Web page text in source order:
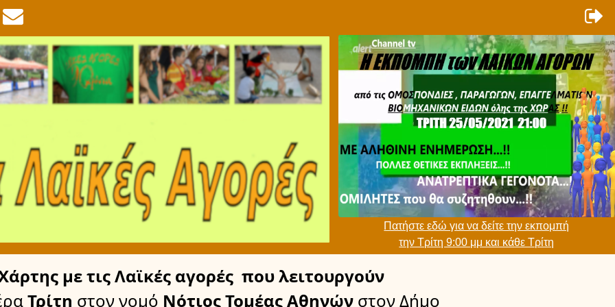
Πατήστε εδώ για να δείτε την εκπομπή
την Τρίτη 9:00 μμ και κάθε Τρίτη
με τις Λαϊκές αγορές που λειτουργούν
Τρίτη στον νομό Νότιος Τομέας Αθηνών στον Δήμο